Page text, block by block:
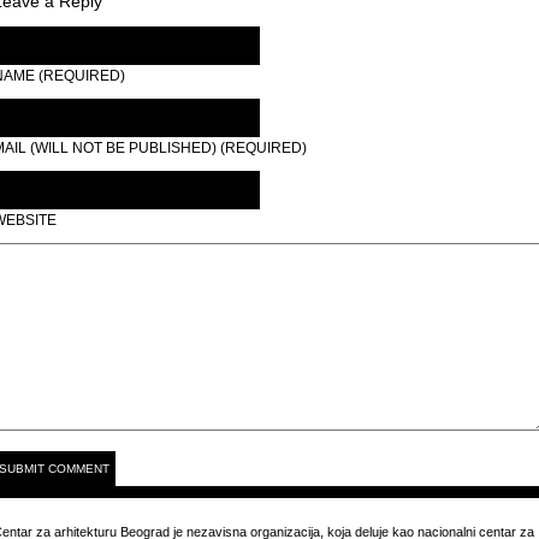
(REQUIRED)
(WILL NOT BE PUBLISHED) (REQUIRED)
za arhitekturu Beograd je nezavisna organizacija, koja deluje kao nacionalni centar za